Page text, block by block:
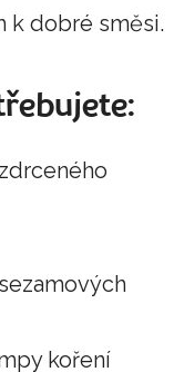
k dobré směsi.
koření